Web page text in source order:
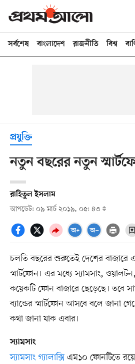
সর্বশেষ বাংলাদেশ রাজনীতি বিশ্ব
প্রযুক্তি
নতুন বছরের নতুন
রাহিতুল ইসলাম
আপডেট: ০৯ মার্চ ২০১৯, ০৫: ৪৩
চলতি বছরের শুরুতেই দেশের বাজারে
স্মার্টফোন। এর মধ্যে স্যামসাং,
কয়েকটি ফোন বাজারে ছেড়েছে। তবে
ব্যান্ডের স্মার্টফোন আসবে বলে জানা
কথা জানা যাক এবার।
স্যামসাং
স্যামসাং গ্যালাক্সিএম১০ ফোনটিতে